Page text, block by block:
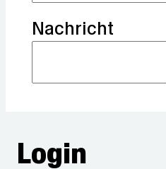
Nachricht
Login